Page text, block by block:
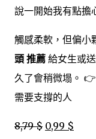
說一開始我有點擔
觸感柔軟，但偏小
頭 推薦 給女生或
久了會稍微塌。
需要支撐的人
8,79 $ 0,99 $